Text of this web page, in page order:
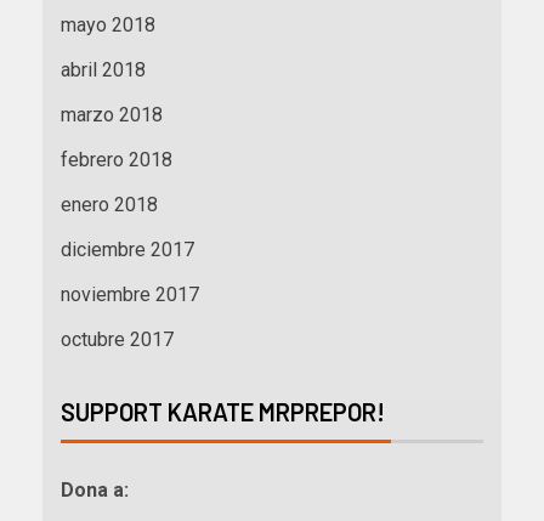
mayo 2018
abril 2018
marzo 2018
febrero 2018
enero 2018
diciembre 2017
noviembre 2017
octubre 2017
SUPPORT KARATE MRPREPOR!
Dona a: